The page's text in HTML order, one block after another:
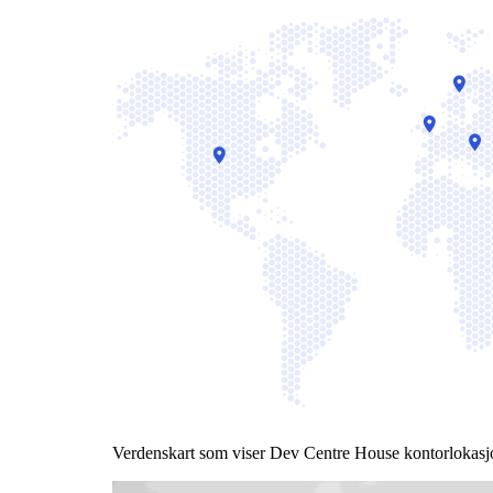
Verdenskart som viser Dev Centre House